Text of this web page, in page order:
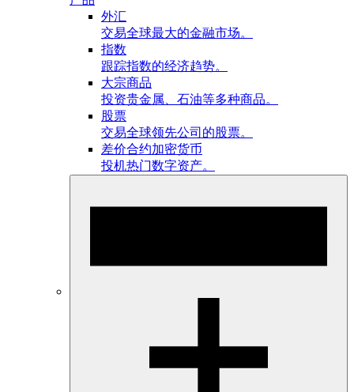
外汇
交易全球最大的金融市场。
指数
跟踪指数的经济趋势。
大宗商品
投资贵金属、石油等多种商品。
股票
交易全球领先公司的股票。
差价合约加密货币
投机热门数字资产。